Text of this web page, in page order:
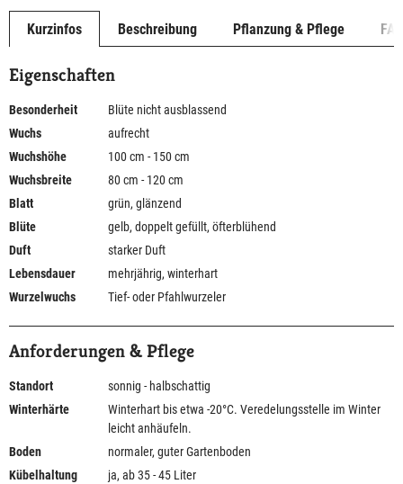
Kurzinfos Beschreibung Pflanzung & Pflege
Eigenschaften
Besonderheit
Blüte nicht ausblassend
Wuchs
aufrecht
Wuchshöhe
100 cm - 150 cm
Wuchsbreite
80 cm - 120 cm
Blatt
grün, glänzend
Blüte
gelb, doppelt gefüllt, öfterblühend
Duft
starker Duft
Lebensdauer
mehrjährig, winterhart
Wurzelwuchs
Tief- oder Pfahlwurzeler
Anforderungen & Pflege
Standort
sonnig - halbschattig
Winterhärte
Winterhart bis etwa -20°C. Veredelungsstelle im Winter
leicht anhäufeln.
Boden
normaler, guter Gartenboden
Kübelhaltung
ja, ab 35 - 45 Liter